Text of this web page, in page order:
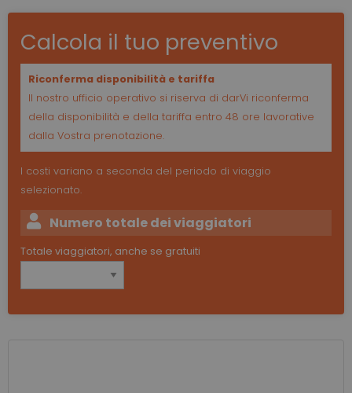
Calcola il tuo preventivo
Riconferma disponibilità e tariffa
Il nostro ufficio operativo si riserva di darVi riconferma
della disponibilità e della tariffa entro 48 ore lavorative
dalla Vostra prenotazione.
I costi variano a seconda del periodo di viaggio
selezionato.
Numero totale dei viaggiatori
Totale viaggiatori, anche se gratuiti